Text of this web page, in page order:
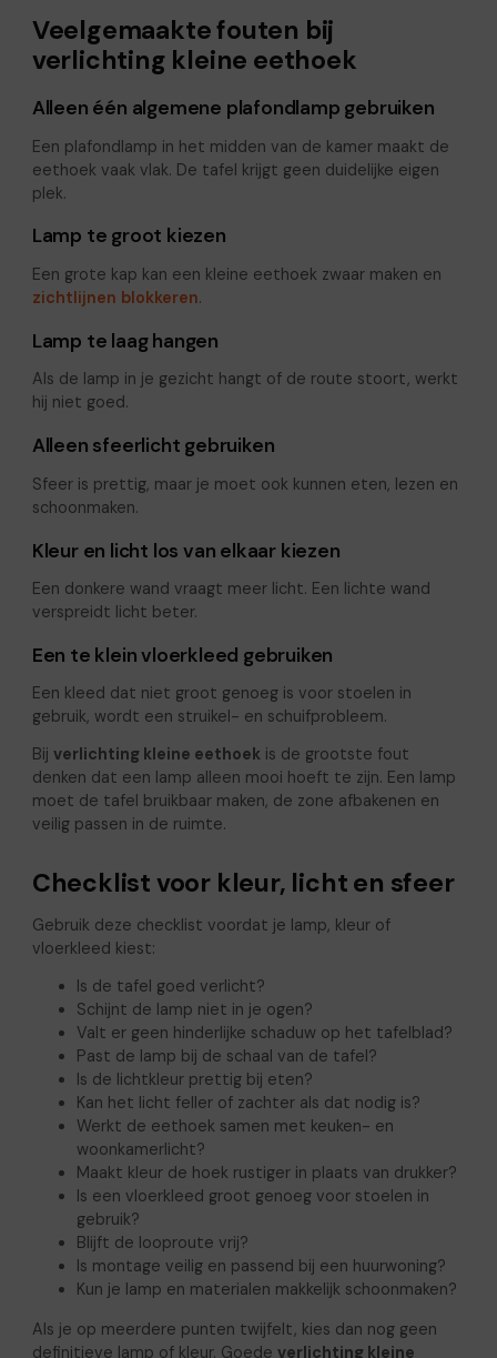
Veelgemaakte fouten bij
verlichting kleine eethoek
Alleen één algemene plafondlamp gebruiken
Een plafondlamp in het midden van de kamer maakt de
eethoek vaak vlak. De tafel krijgt geen duidelijke eigen
plek.
Lamp te groot kiezen
Een grote kap kan een kleine eethoek zwaar maken en
zichtlijnen blokkeren.
Lamp te laag hangen
Als de lamp in je gezicht hangt of de route stoort, werkt
hij niet goed.
Alleen sfeerlicht gebruiken
Sfeer is prettig, maar je moet ook kunnen eten, lezen en
schoonmaken.
Kleur en licht los van elkaar kiezen
Een donkere wand vraagt meer licht. Een lichte wand
verspreidt licht beter.
Een te klein vloerkleed gebruiken
Een kleed dat niet groot genoeg is voor stoelen in
gebruik, wordt een struikel- en schuifprobleem.
Bij verlichting kleine eethoekis de grootste fout
denken dat een lamp alleen mooi hoeft te zijn. Een lamp
moet de tafel bruikbaar maken, de zone afbakenen en
veilig passen in de ruimte.
Checklist voor kleur, licht en sfeer
Gebruik deze checklist voordat je lamp, kleur of
vloerkleed kiest:
Is de tafel goed verlicht?
Schijnt de lamp niet in je ogen?
Valt er geen hinderlijke schaduw op het tafelblad?
Past de lamp bij de schaal van de tafel?
Is de lichtkleur prettig bij eten?
Kan het licht feller of zachter als dat nodig is?
Werkt de eethoek samen met keuken- en
woonkamerlicht?
Maakt kleur de hoek rustiger in plaats van drukker?
Is een vloerkleed groot genoeg voor stoelen in
gebruik?
Blijft de looproute vrij?
Is montage veilig en passend bij een huurwoning?
Kun je lamp en materialen makkelijk schoonmaken?
Als je op meerdere punten twijfelt, kies dan nog geen
definitieve lamp of kleur. Goede verlichting kleine